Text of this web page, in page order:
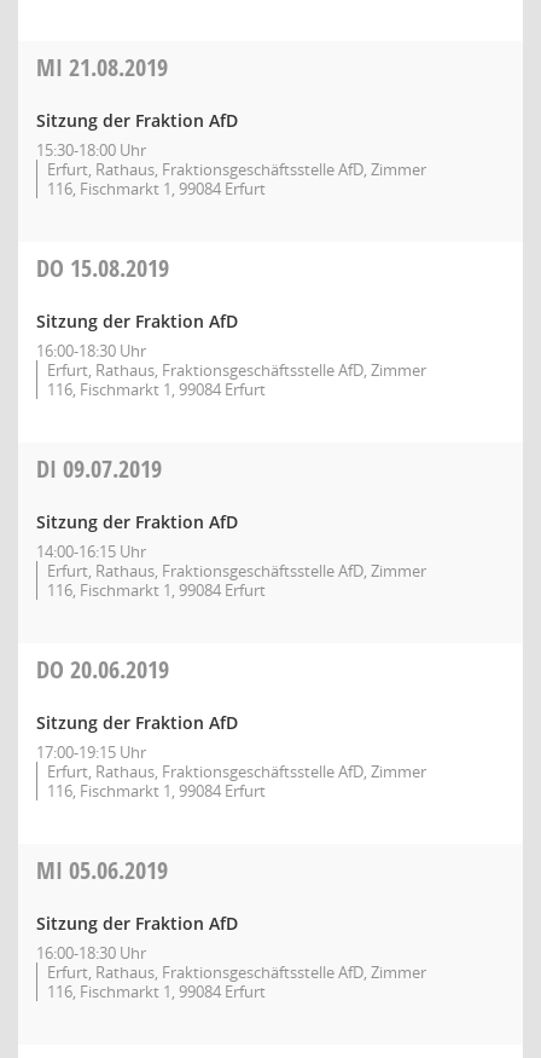
MI 21.08.2019
Sitzung der Fraktion AfD
15:30-18:00 Uhr
Erfurt, Rathaus, Fraktionsgeschäftsstelle AfD, Zimmer
116, Fischmarkt 1, 99084 Erfurt
DO 15.08.2019
Sitzung der Fraktion AfD
16:00-18:30 Uhr
Erfurt, Rathaus, Fraktionsgeschäftsstelle AfD, Zimmer
116, Fischmarkt 1, 99084 Erfurt
DI 09.07.2019
Sitzung der Fraktion AfD
14:00-16:15 Uhr
Erfurt, Rathaus, Fraktionsgeschäftsstelle AfD, Zimmer
116, Fischmarkt 1, 99084 Erfurt
DO 20.06.2019
Sitzung der Fraktion AfD
17:00-19:15 Uhr
Erfurt, Rathaus, Fraktionsgeschäftsstelle AfD, Zimmer
116, Fischmarkt 1, 99084 Erfurt
MI 05.06.2019
Sitzung der Fraktion AfD
16:00-18:30 Uhr
Erfurt, Rathaus, Fraktionsgeschäftsstelle AfD, Zimmer
116, Fischmarkt 1, 99084 Erfurt